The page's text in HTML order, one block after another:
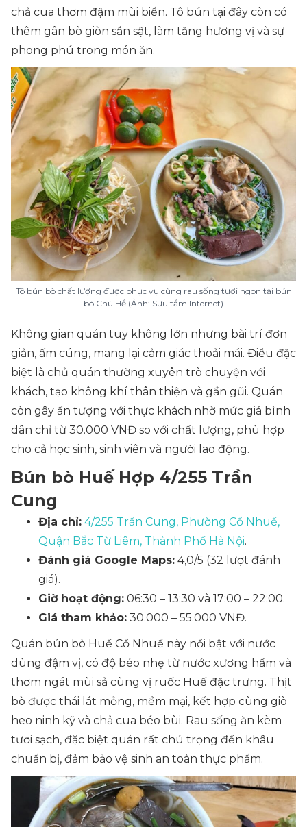
chả cua thơm đậm mùi biển. Tô bún tại đây còn có
thêm gân bò giòn sần sật, làm tăng hương vị và sự
phong phú trong món ăn.
Tô bún bò chất lượng được phục vụ cùng rau sống tươi ngon tại bún
bò Chú Hề (Ảnh: Sưu tầm Internet)
Không gian quán tuy không lớn nhưng bài trí đơn
giản, ấm cúng, mang lại cảm giác thoải mái. Điều đặc
biệt là chủ quán thường xuyên trò chuyện với
khách, tạo không khí thân thiện và gần gũi. Quán
còn gây ấn tượng với thực khách nhờ mức giá bình
dân chỉ từ 30.000 VNĐ so với chất lượng, phù hợp
cho cả học sinh, sinh viên và người lao động.
Bún bò Huế Hợp 4/255 Trần
Cung
Địa chỉ: 4/255 Trần Cung, Phường Cổ Nhuế,
Quận Bắc Từ Liêm, Thành Phố Hà Nội.
Đánh giá Google Maps: 4,0/5 (32 lượt đánh
giá).
Giờ hoạt động: 06:30 – 13:30 và 17:00 – 22:00.
Giá tham khảo: 30.000 – 55.000 VNĐ.
Quán bún bò Huế Cổ Nhuế này nổi bật với nước
dùng đậm vị, có độ béo nhẹ từ nước xương hầm và
thơm ngát mùi sả cùng vị ruốc Huế đặc trưng. Thịt
bò được thái lát mỏng, mềm mại, kết hợp cùng giò
heo ninh kỹ và chả cua béo bùi. Rau sống ăn kèm
tươi sạch, đặc biệt quán rất chú trọng đến khâu
chuẩn bị, đảm bảo vệ sinh an toàn thực phẩm.